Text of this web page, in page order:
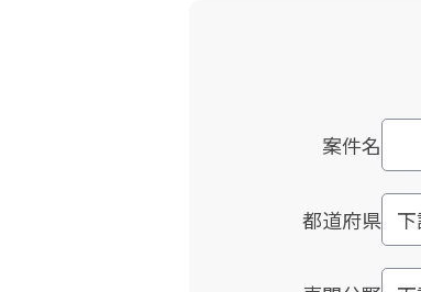
案件名
都道府県